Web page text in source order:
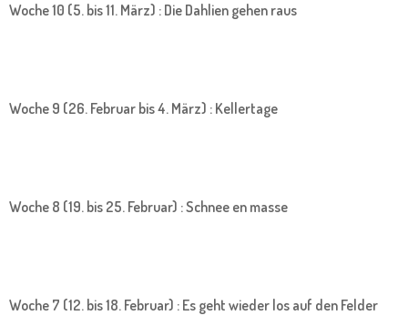
Woche 10 (5. bis 11. März) : Die Dahlien gehen raus
Woche 9 (26. Februar bis 4. März) : Kellertage
Woche 8 (19. bis 25. Februar) : Schnee en masse
Woche 7 (12. bis 18. Februar) : Es geht wieder los auf den Felder